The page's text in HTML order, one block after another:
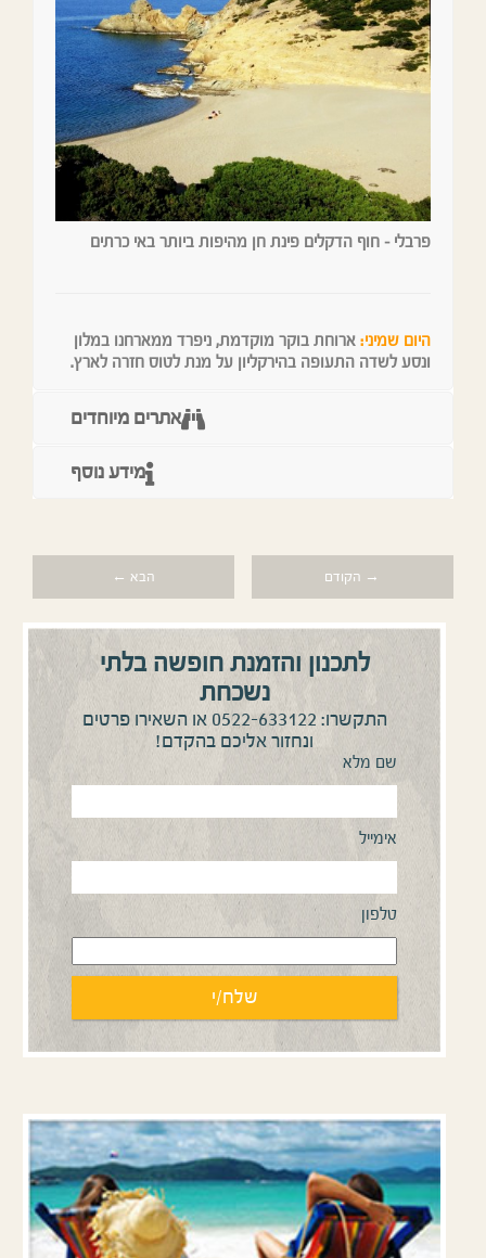
פרבלי – חוף הדקלים פינת חן מהיפות ביותר באי כרתים
היום שמיני: ארוחת בוקר מוקדמת, ניפרד ממארחנו במלון
ונסע לשדה התעופה בהירקליון על מנת לטוס חזרה לארץ.
אתרים מיוחדים
מידע נוסף
→ הקודם הבא ←
לתכנון והזמנת חופשה בלתי
נשכחת
התקשרו: 0522-633122 או השאירו פרטים
ונחזור אליכם בהקדם!
שם מלא
אימייל
טלפון